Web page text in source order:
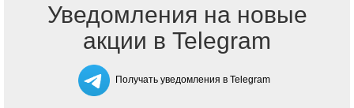
Уведомления на новые
акции в Telegram
Получать уведомления в Telegram